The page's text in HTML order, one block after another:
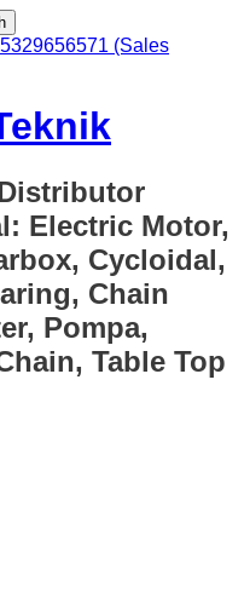
(Sales
Electric Motor,
Cycloidal,
Chain
Pompa,
Table Top